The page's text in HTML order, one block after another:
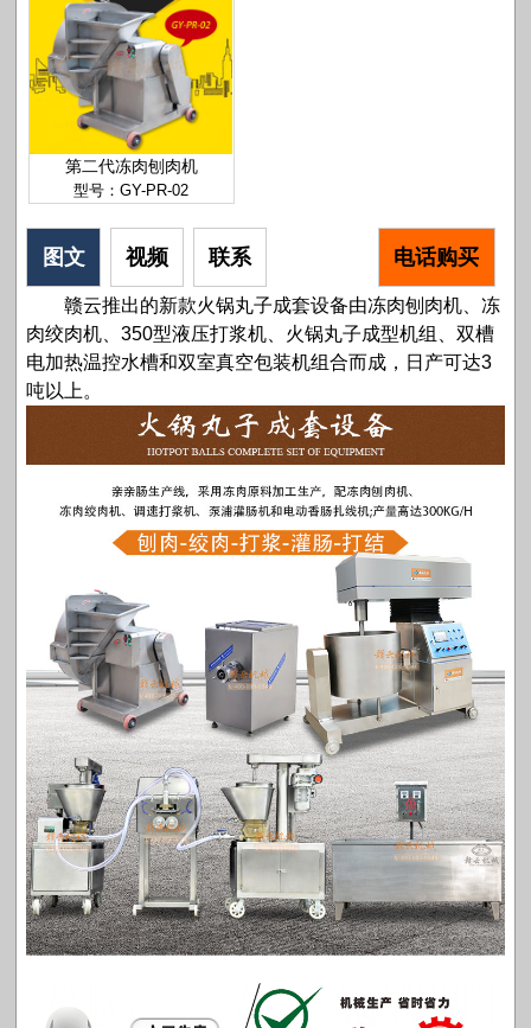
第二代冻肉刨肉机
型号：GY-PR-02
图文 视频 联系 电话购买
赣云推出的新款火锅丸子成套设备由冻肉刨肉机、冻
肉绞肉机、350型液压打浆机、火锅丸子成型机组、双槽
电加热温控水槽和双室真空包装机组合而成，日产可达3
吨以上。